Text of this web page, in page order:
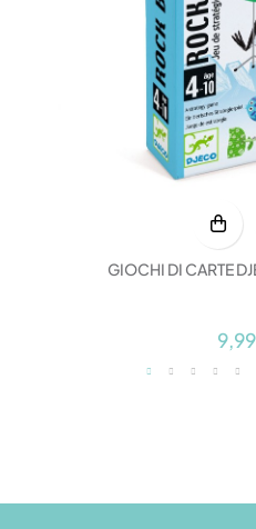
GIOCHI DI CARTE